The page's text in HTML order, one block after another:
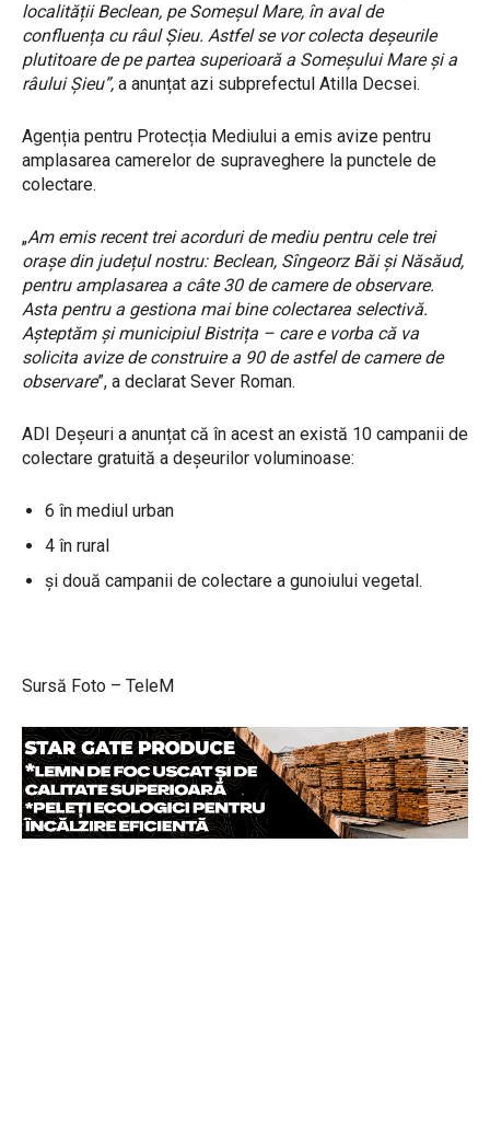
localității Beclean, pe Someșul Mare, în aval de
confluența cu râul Șieu. Astfel se vor colecta deșeurile
plutitoare de pe partea superioară a Someșului Mare și a
râului Șieu”, a anunțat azi subprefectul Atilla Decsei.
Agenția pentru Protecția Mediului a emis avize pentru
amplasarea camerelor de supraveghere la punctele de
colectare.
„Am emis recent trei acorduri de mediu pentru cele trei
orașe din județul nostru: Beclean, Sîngeorz Băi și Năsăud,
pentru amplasarea a câte 30 de camere de observare.
Asta pentru a gestiona mai bine colectarea selectivă.
Așteptăm și municipiul Bistrița – care e vorba că va
solicita avize de construire a 90 de astfel de camere de
observare”, a declarat Sever Roman.
ADI Deșeuri a anunțat că în acest an există 10 campanii de
colectare gratuită a deșeurilor voluminoase:
6 în mediul urban
4 în rural
și două campanii de colectare a gunoiului vegetal.
Sursă Foto – TeleM